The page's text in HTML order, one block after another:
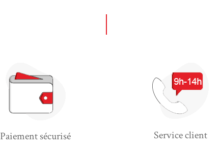
Paiement sécurisé Service client